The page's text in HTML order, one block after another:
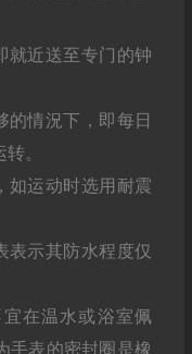
就近送至专门的钟
情況下，即每日
。
如运动时选用耐震
表示其防水程度仅
在温水或浴室佩
手表的密封圈是橡